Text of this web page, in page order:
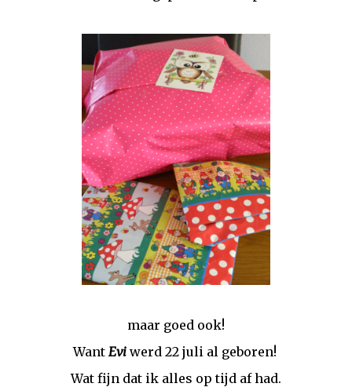
maar goed ook!
Want Evi werd 22 juli al geboren!
Wat fijn dat ik alles op tijd af had.